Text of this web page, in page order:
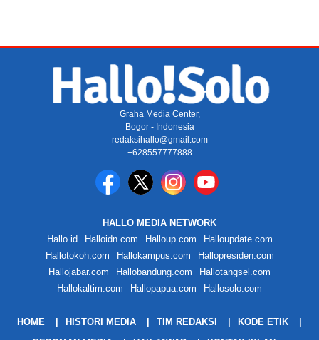
Graha Media Center,
Bogor - Indonesia
redaksihallo@gmail.com
+628557777888
HALLO MEDIA NETWORK
Hallo.id
Halloidn.com Halloup.com
Halloupdate.com
Hallotokoh.com
Hallokampus.com
Hallopresiden.com
Hallojabar.com
Hallobandung.com
Hallotangsel.com
Hallokaltim.com
Hallopapua.com Hallosolo.com
HOME HISTORI MEDIA TIM REDAKSI
KODE ETIK